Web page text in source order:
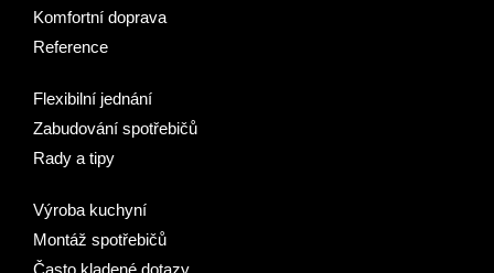
Komfortní doprava
Reference
Flexibilní jednání
Zabudování spotřebičů
Rady a tipy
Výroba kuchyní
Montáž spotřebičů